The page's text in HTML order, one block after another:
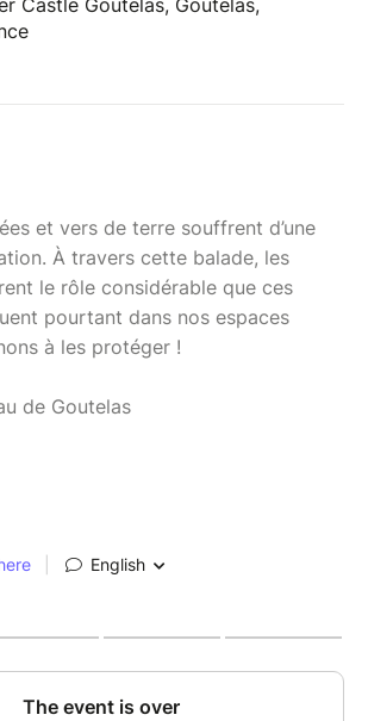
et vers de terre souffrent d’une
À travers cette balade, les
le rôle considérable que ces
pourtant dans nos espaces
à les protéger !
de Goutelas